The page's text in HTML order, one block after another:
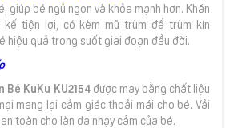
giúp bé ngủ ngon và khỏe mạnh hơn. Khăn
kế tiện lợi, có kèm mũ trùm để trùm kín
hiệu quả trong suốt giai đoạn đầu đời.
Bé KuKu KU2154được may bằng chất liệu
mang lại cảm giác thoải mái cho bé. Vải
toàn cho làn da nhạy cảm của bé.